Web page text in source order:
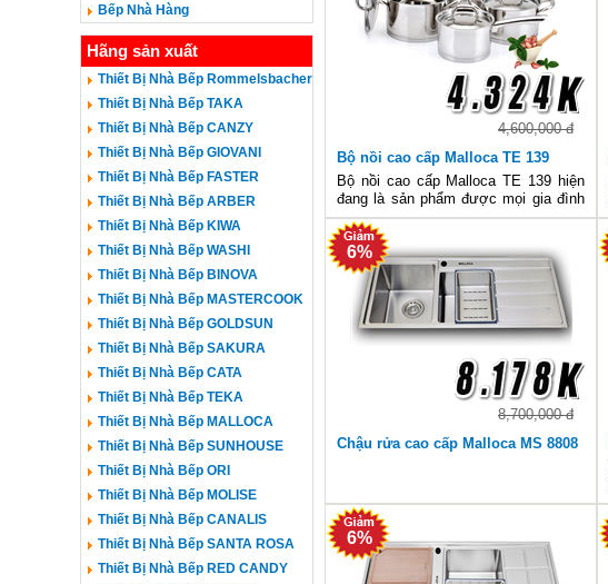
Bếp Nhà Hàng
Hãng sản xuất
Thiết Bị Nhà Bếp Rommelsbacher
Thiết Bị Nhà Bếp TAKA
Thiết Bị Nhà Bếp CANZY
Thiết Bị Nhà Bếp GIOVANI
Thiết Bị Nhà Bếp FASTER
Thiết Bị Nhà Bếp ARBER
Thiết Bị Nhà Bếp KIWA
Thiết Bị Nhà Bếp WASHI
Thiết Bị Nhà Bếp BINOVA
Thiết Bị Nhà Bếp MASTERCOOK
Thiết Bị Nhà Bếp GOLDSUN
Thiết Bị Nhà Bếp SAKURA
Thiết Bị Nhà Bếp CATA
Thiết Bị Nhà Bếp TEKA
Thiết Bị Nhà Bếp MALLOCA
Thiết Bị Nhà Bếp SUNHOUSE
Thiết Bị Nhà Bếp ORI
Thiết Bị Nhà Bếp MOLISE
Thiết Bị Nhà Bếp CANALIS
Thiết Bị Nhà Bếp SANTA ROSA
Thiết Bị Nhà Bếp RED CANDY
4,600,000 đ
Bộ nồi cao cấp Malloca TE 139
Bộ nồi cao cấp Malloca TE 139 hiện
đang là sản phẩm được mọi gia đình
viết ưa thích và sử dụng.
6%
8,700,000 đ
Chậu rửa cao cấp Malloca MS 8808
6%